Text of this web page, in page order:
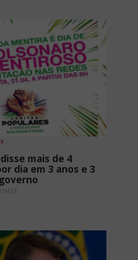
mais de 4
dia em 3 anos e 3